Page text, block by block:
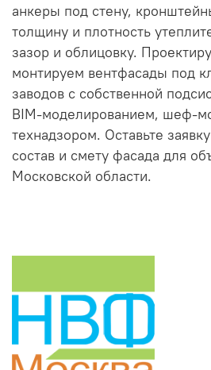
анкеры под стену,
толщину и плотность
зазор и облицовку.
монтируем вентфасады под
заводов с собственной
BIM-моделированием, шеф-
технадзором. Оставьте
состав и смету фасада для
Московской области.